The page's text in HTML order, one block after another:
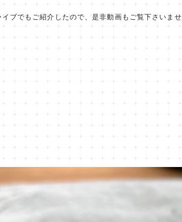
イブでもご紹介したので、是非動画もご覧下さいませ